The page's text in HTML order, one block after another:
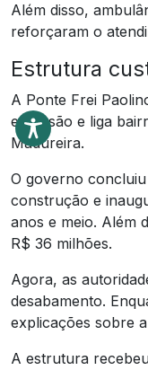
Além disso,
reforçaram o
Estrutura
A Ponte Frei
extensão e liga
Madureira.
O governo
construção e
anos e meio. Além
R$ 36 milhões.
Agora, as
desabamento.
explicações sobre
A estrutura